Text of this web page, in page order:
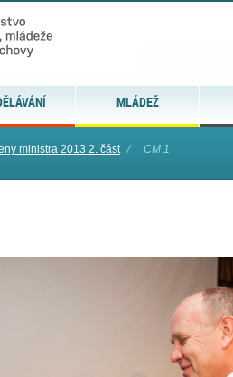
MLÁDEŽ
ministra 2013 2. část ⁄ CM 1